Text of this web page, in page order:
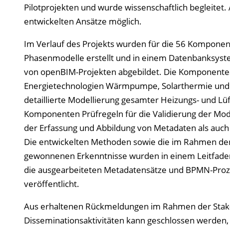
Pilotprojekten und wurde wissenschaftlich
entwickelten Ansätze möglich.
Im Verlauf des Projekts wurden für die 56
Phasenmodelle erstellt und in einem
von openBIM-Projekten abgebildet. Die
Energietechnologien Wärmpumpe, Solarthermie
detaillierte Modellierung gesamter Heizungs- und
Komponenten Prüfregeln für die Validierung der
der Erfassung und Abbildung von Metadaten als
Die entwickelten Methoden sowie die im Rahmen
gewonnenen Erkenntnisse wurden in einem
die ausgearbeiteten Metadatensätze und BPMN-
veröffentlicht.
Aus erhaltenen Rückmeldungen im Rahmen der
Disseminationsaktivitäten kann geschlossen